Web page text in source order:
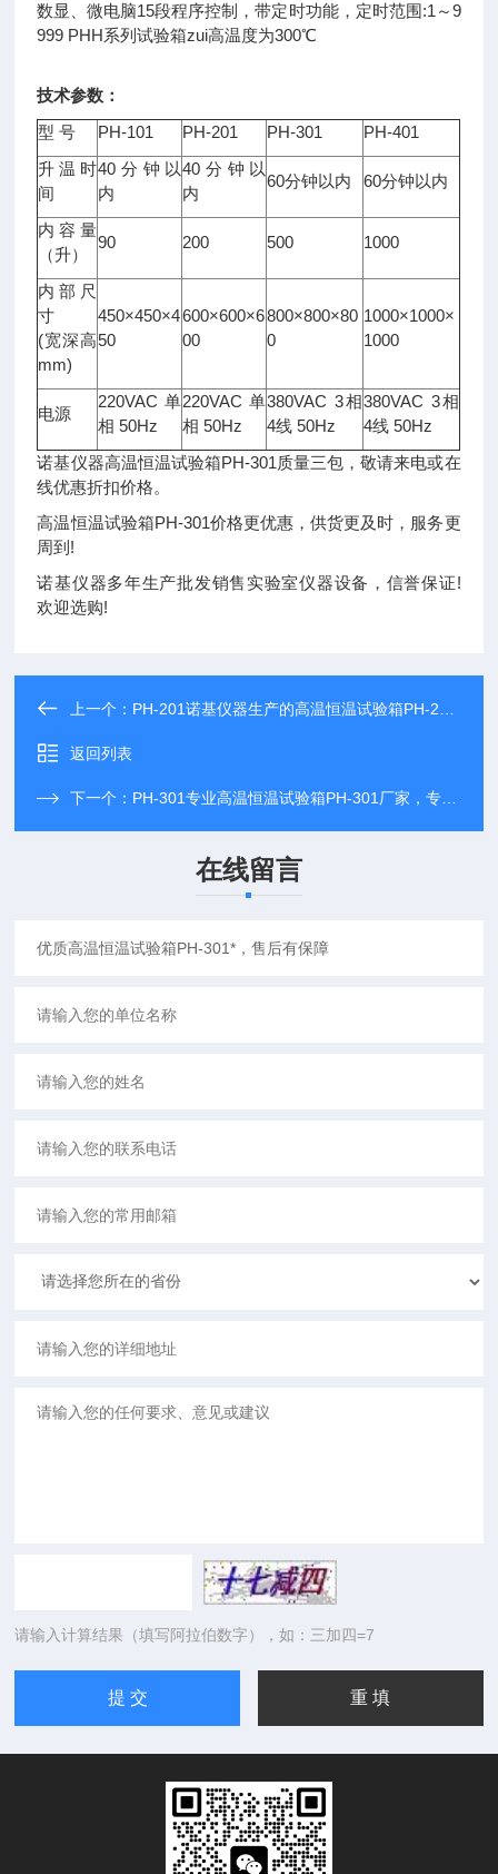
数显、微电脑15段程序控制，带定时功能，定时范围:1～9
999 PHH系列试验箱zui高温度为300℃
技术参数：
型 号
PH-101 PH-201 PH-301
PH-401
升温时
间
40分钟以
内
40分钟以
内
60分钟以内 60分钟以内
内容量
（升）
90 200 500 1000
内部尺
寸
(宽深高
mm)
450×450×4
50
600×600×6
00
800×800×80
0
1000×1000×
1000
电源
220VAC 单
相 50Hz
220VAC 单
相 50Hz
380VAC 3相
4线 50Hz
380VAC 3相
4线 50Hz
诺基仪器高温恒温试验箱PH-301质量三包，敬请来电或在
线优惠折扣价格。
高温恒温试验箱PH-301价格更优惠，供货更及时，服务更
周到!
诺基仪器多年生产批发销售实验室仪器设备，信誉保证!
欢迎选购!
上一个： PH-201诺基仪器生产的高温恒温试验箱PH-201享受诺基仪器优质售后服务
返回列表
下一个： PH-301专业高温恒温试验箱PH-301厂家，专注于高温恒温试验箱PH-301研发生产
在线留言
请输入计算结果（填写阿拉伯数字），如：三加四=7